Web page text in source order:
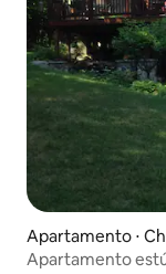
Apartamento ⋅
Apartamento